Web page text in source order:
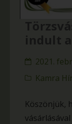
2021.
Kamra
Köszönjük,